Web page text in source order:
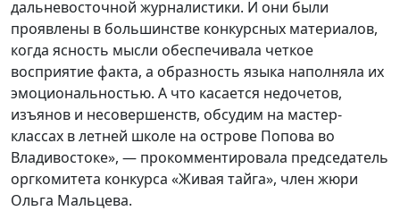
дальневосточной журналистики. И они были
проявлены в большинстве конкурсных материалов,
когда ясность мысли обеспечивала четкое
восприятие факта, а образность языка наполняла их
эмоциональностью. А что касается недочетов,
изъянов и несовершенств, обсудим на мастер-
классах в летней школе на острове Попова во
Владивостоке», — прокомментировала председатель
оргкомитета конкурса «Живая тайга», член жюри
Ольга Мальцева.